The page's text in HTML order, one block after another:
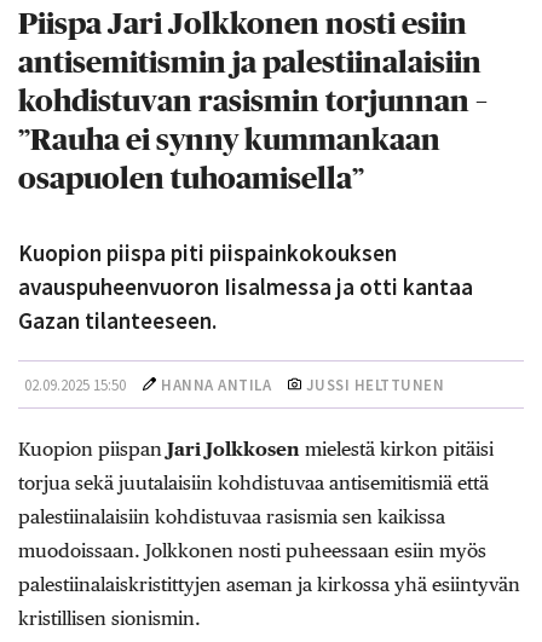
Piispa Jari Jolkkonen nosti esiin
antisemitismin ja palestiinalaisiin
kohdistuvan rasismin torjunnan –
”Rauha ei synny kummankaan
osapuolen tuhoamisella”
Kuopion piispa piti piispainkokouksen
avauspuheenvuoron Iisalmessa ja otti kantaa
Gazan tilanteeseen.
02.09.2025 15:50 HANNA ANTILA JUSSI HELTTUNEN
Kuopion piispan Jari Jolkkosen mielestä kirkon pitäisi
torjua sekä juutalaisiin kohdistuvaa antisemitismiä että
palestiinalaisiin kohdistuvaa rasismia sen kaikissa
muodoissaan. Jolkkonen nosti puheessaan esiin myös
palestiinalaiskristittyjen aseman ja kirkossa yhä esiintyvän
kristillisen sionismin.